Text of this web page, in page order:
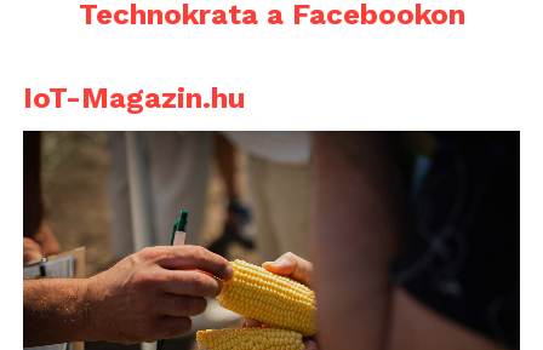
Technokrata a Facebookon
IoT-Magazin.hu